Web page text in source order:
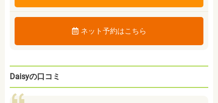
ネット予約はこちら
Daisyの口コミ